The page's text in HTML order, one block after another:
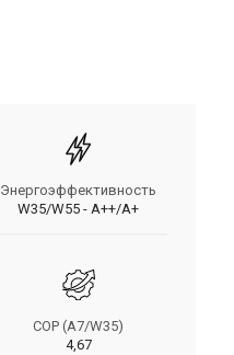
Энергоэффективность
W35/W55 - A++/A+
COP (A7/W35)
4,67